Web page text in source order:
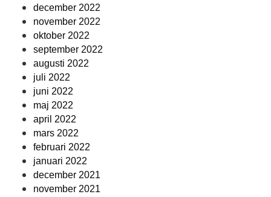
december 2022
november 2022
oktober 2022
september 2022
augusti 2022
juli 2022
juni 2022
maj 2022
april 2022
mars 2022
februari 2022
januari 2022
december 2021
november 2021